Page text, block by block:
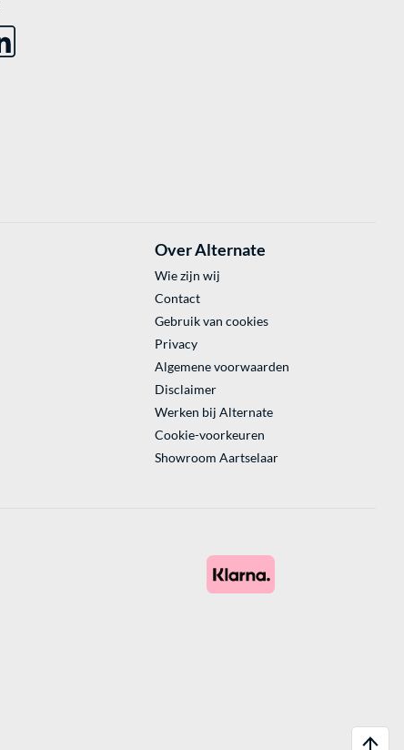
Over Alternate
Wie zijn wij
Contact
Gebruik van cookies
Privacy
Algemene voorwaarden
Disclaimer
Werken bij Alternate
Cookie-voorkeuren
Showroom Aartselaar